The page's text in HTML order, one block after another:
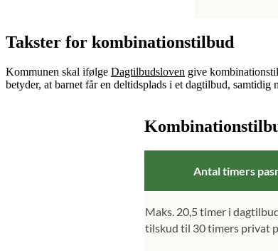
Takster for kombinationstilbud
Kommunen skal ifølge Dagtilbudsloven give
betyder, at barnet får en deltidsplads i et dagtilbud,
Antal timers
Maks. 20,5 timer i
tilskud til 30 timers privat